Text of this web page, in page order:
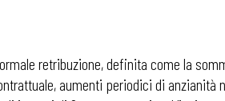
retribuzione, definita come la
aumenti periodici di anzianità